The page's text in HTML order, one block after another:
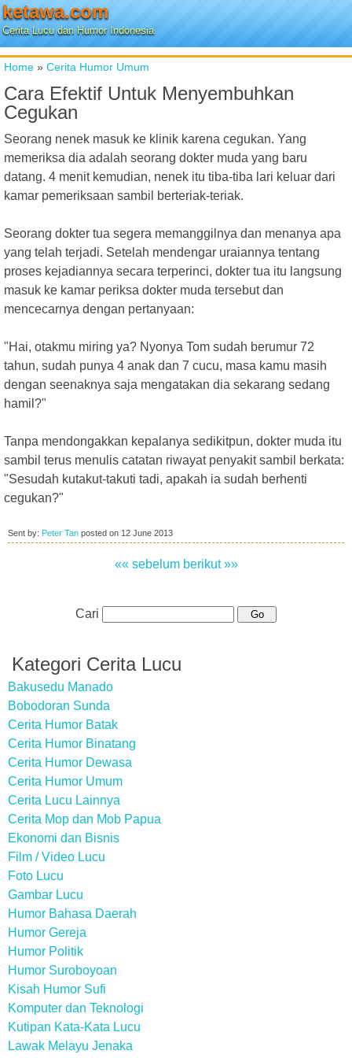
ketawa.com
Cerita Lucu dan Humor Indonesia
Home » Cerita Humor Umum
Cara Efektif Untuk Menyembuhkan
Cegukan
Seorang nenek masuk ke klinik karena cegukan. Yang
memeriksa dia adalah seorang dokter muda yang baru
datang. 4 menit kemudian, nenek itu tiba-tiba lari keluar dari
kamar pemeriksaan sambil berteriak-teriak.
Seorang dokter tua segera memanggilnya dan menanya apa
yang telah terjadi. Setelah mendengar uraiannya tentang
proses kejadiannya secara terperinci, dokter tua itu langsung
masuk ke kamar periksa dokter muda tersebut dan
mencecarnya dengan pertanyaan:
"Hai, otakmu miring ya? Nyonya Tom sudah berumur 72
tahun, sudah punya 4 anak dan 7 cucu, masa kamu masih
dengan seenaknya saja mengatakan dia sekarang sedang
hamil?"
Tanpa mendongakkan kepalanya sedikitpun, dokter muda itu
sambil terus menulis catatan riwayat penyakit sambil berkata:
"Sesudah kutakut-takuti tadi, apakah ia sudah berhenti
cegukan?"
Sent by: Peter Tan posted on 12 June 2013
«« sebelum berikut »»
Cari
Kategori Cerita Lucu
Bakusedu Manado
Bobodoran Sunda
Cerita Humor Batak
Cerita Humor Binatang
Cerita Humor Dewasa
Cerita Humor Umum
Cerita Lucu Lainnya
Cerita Mop dan Mob Papua
Ekonomi dan Bisnis
Film / Video Lucu
Foto Lucu
Gambar Lucu
Humor Bahasa Daerah
Humor Gereja
Humor Politik
Humor Suroboyoan
Kisah Humor Sufi
Komputer dan Teknologi
Kutipan Kata-Kata Lucu
Lawak Melayu Jenaka